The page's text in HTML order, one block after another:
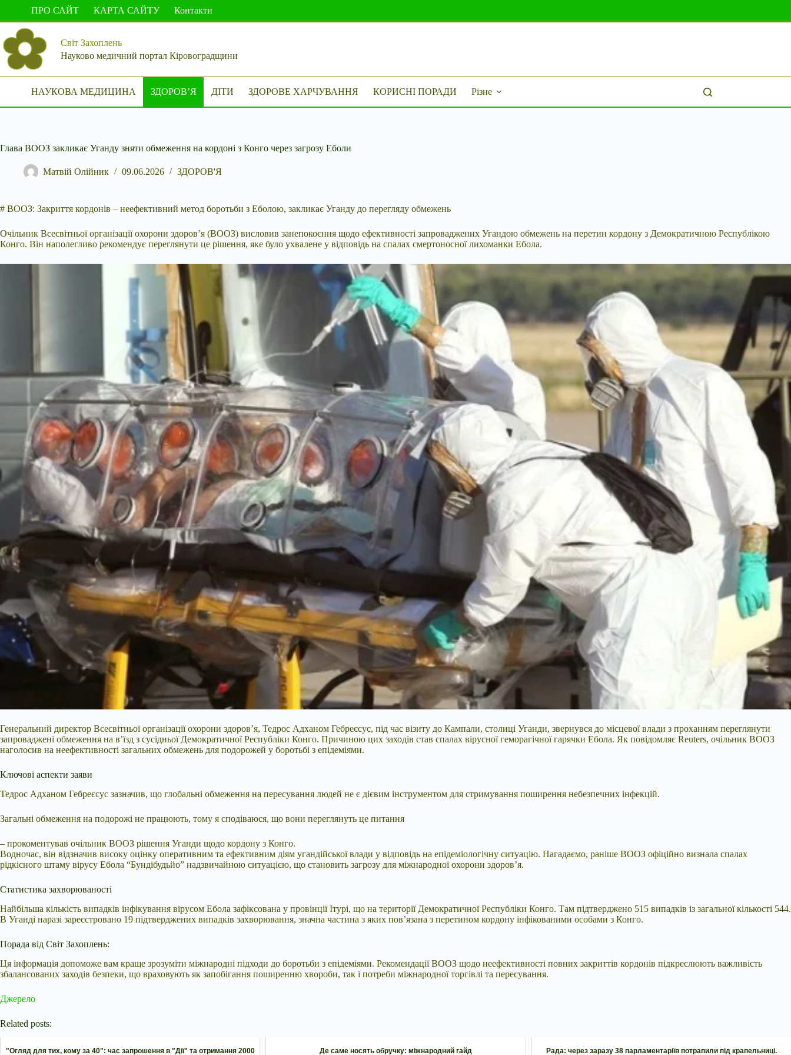
вмісту
ПРО САЙТ КАРТА САЙТУ Контакти
Світ Захоплень
Науково медичний портал Кіровоградщини
НАУКОВА МЕДИЦИНА ЗДОРОВ’Я ДІТИ ЗДОРОВЕ ХАРЧУВАННЯ КОРИСНІ ПОРАДИ Різне
Глава ВООЗ закликає Уганду зняти обмеження на кордоні з Конго через загрозу Еболи
Матвій Олійник 09.06.2026 ЗДОРОВ'Я
# ВООЗ: Закриття кордонів – неефективний метод боротьби з Еболою, закликає Уганду до перегляду обмежень
Очільник Всесвітньої організації охорони здоров’я (ВООЗ) висловив занепокоєння щодо ефективності запроваджених Угандою обмежень на перетин кордону з Демократичною Республікою
Конго. Він наполегливо рекомендує переглянути це рішення, яке було ухвалене у відповідь на спалах смертоносної лихоманки Ебола.
Генеральний директор Всесвітньої організації охорони здоров’я, Тедрос Адханом Гебреєсус, під час візиту до Кампали, столиці Уганди, звернувся до місцевої влади з проханням переглянути
запроваджені обмеження на в’їзд з сусідньої Демократичної Республіки Конго. Причиною цих заходів став спалах вірусної геморагічної гарячки Ебола. Як повідомляє Reuters, очільник ВООЗ
наголосив на неефективності загальних обмежень для подорожей у боротьбі з епідеміями.
Ключові аспекти заяви
Тедрос Адханом Гебреєсус зазначив, що глобальні обмеження на пересування людей не є дієвим інструментом для стримування поширення небезпечних інфекцій.
Загальні обмеження на подорожі не працюють, тому я сподіваюся, що вони переглянуть це питання
– прокоментував очільник ВООЗ рішення Уганди щодо кордону з Конго.
Водночас, він відзначив високу оцінку оперативним та ефективним діям угандійської влади у відповідь на епідеміологічну ситуацію. Нагадаємо, раніше ВООЗ офіційно визнала спалах
рідкісного штаму вірусу Ебола “Бундібудьйо” надзвичайною ситуацією, що становить загрозу для міжнародної охорони здоров’я.
Статистика захворюваності
Найбільша кількість випадків інфікування вірусом Ебола зафіксована у провінції Ітурі, що на території Демократичної Республіки Конго. Там підтверджено 515 випадків із загальної кількості 544.
В Уганді наразі зареєстровано 19 підтверджених випадків захворювання, значна частина з яких пов’язана з перетином кордону інфікованими особами з Конго.
Порада від Світ Захоплень:
Ця інформація допоможе вам краще зрозуміти міжнародні підходи до боротьби з епідеміями. Рекомендації ВООЗ щодо неефективності повних закриттів кордонів підкреслюють важливість
збалансованих заходів безпеки, що враховують як запобігання поширенню хвороби, так і потреби міжнародної торгівлі та пересування.
Джерело
Related posts:
"Огляд для тих, кому за 40": час запрошення в "Дії" та отримання 2000 Де саме носять обручку: міжнародний гайд Рада: через заразу 38 парламентаріїв потрапили під крапельниці.